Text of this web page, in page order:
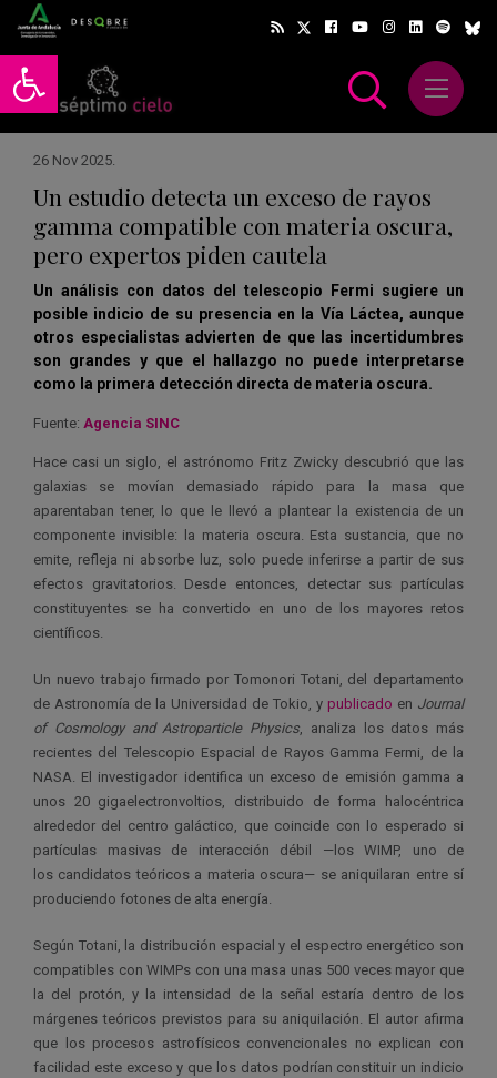
Abrir barra de herramientas
Abrir
26 Nov 2025.
Un estudio detecta un exceso de rayos
gamma compatible con materia oscura,
pero expertos piden cautela
Un análisis con datos del telescopio Fermi sugiere un
posible indicio de su presencia en la Vía Láctea, aunque
otros especialistas advierten de que las incertidumbres
son grandes y que el hallazgo no puede interpretarse
como la primera detección directa de materia oscura.
Fuente: Agencia SINC
Hace casi un siglo, el astrónomo Fritz Zwicky descubrió que las
galaxias se movían demasiado rápido para la masa que
aparentaban tener, lo que le llevó a plantear la existencia de un
componente invisible: la materia oscura. Esta sustancia, que no
emite, refleja ni absorbe luz, solo puede inferirse a partir de sus
efectos gravitatorios. Desde entonces, detectar sus partículas
constituyentes se ha convertido en uno de los mayores retos
científicos.
Un nuevo trabajo firmado por Tomonori Totani, del departamento
de Astronomía de la Universidad de Tokio, y publicado en Journal
of Cosmology and Astroparticle Physics, analiza los datos más
recientes del Telescopio Espacial de Rayos Gamma Fermi, de la
NASA. El investigador identifica un exceso de emisión gamma a
unos 20 gigaelectronvoltios, distribuido de forma halocéntrica
alrededor del centro galáctico, que coincide con lo esperado si
partículas masivas de interacción débil —los WIMP, uno de
los candidatos teóricos a materia oscura— se aniquilaran entre sí
produciendo fotones de alta energía.
Según Totani, la distribución espacial y el espectro energético son
compatibles con WIMPs con una masa unas 500 veces mayor que
la del protón, y la intensidad de la señal estaría dentro de los
márgenes teóricos previstos para su aniquilación. El autor afirma
que los procesos astrofísicos convencionales no explican con
facilidad este exceso y que los datos podrían constituir un indicio